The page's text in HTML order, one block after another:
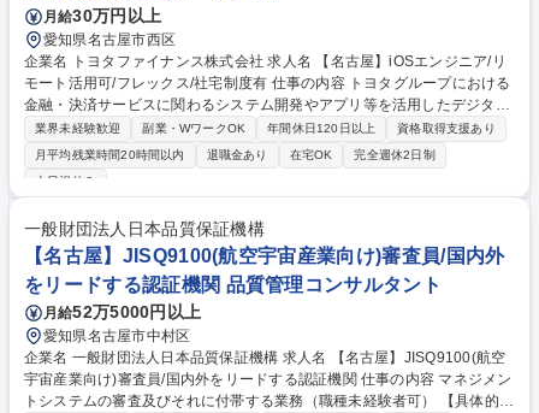
月給30万円以上
愛知県名古屋市西区
企業名 トヨタファイナンス株式会社 求人名 【名古屋】iOSエンジニア/リ
モート活用可/フレックス/社宅制度有 仕事の内容 トヨタグループにおける
金融・決済サービスに関わるシステム開発やアプリ等を活用したデジタル
コミュニケーション実現を担う当社にて、iOSエンジニアとしてご活躍い
ただきます。 【詳細】◇開発メンバーとの連携による開発進行◇協力会社
との技術選定、実装時の問題解決、実開発業務◇コード品質の向上、開発
係者含む)への技術的な仕様説明、外部サービス連携 募集職種 【名古屋】i
OSエンジニア/リモート活用可/フレックス/社宅制度有
業界未経験歓迎 副業・WワークOK 年間休日120日以上
資格取得支援あり
月平均残業時間20時間以内
退職金あり 在宅OK
完全週休2日制
土日祝休み
一般財団法人日本品質保証機構
【名古屋】JISQ9100(航空宇宙産業向け)審査員/国内外
をリードする認証機関 品質管理コンサルタント
月給52万5000円以上
愛知県名古屋市中村区
企業名 一般財団法人日本品質保証機構 求人名 【名古屋】JISQ9100(航空
宇宙産業向け)審査員/国内外をリードする認証機関 仕事の内容 マネジメン
トシステムの審査及びそれに付帯する業務（職種未経験者可） 【具体的